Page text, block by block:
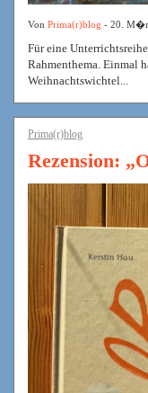
Von Prima(r)blog - 20.
Für eine
Rahmenthema. Einmal
Weihnachtswichtel...
Prima(r)blog
Rezension: